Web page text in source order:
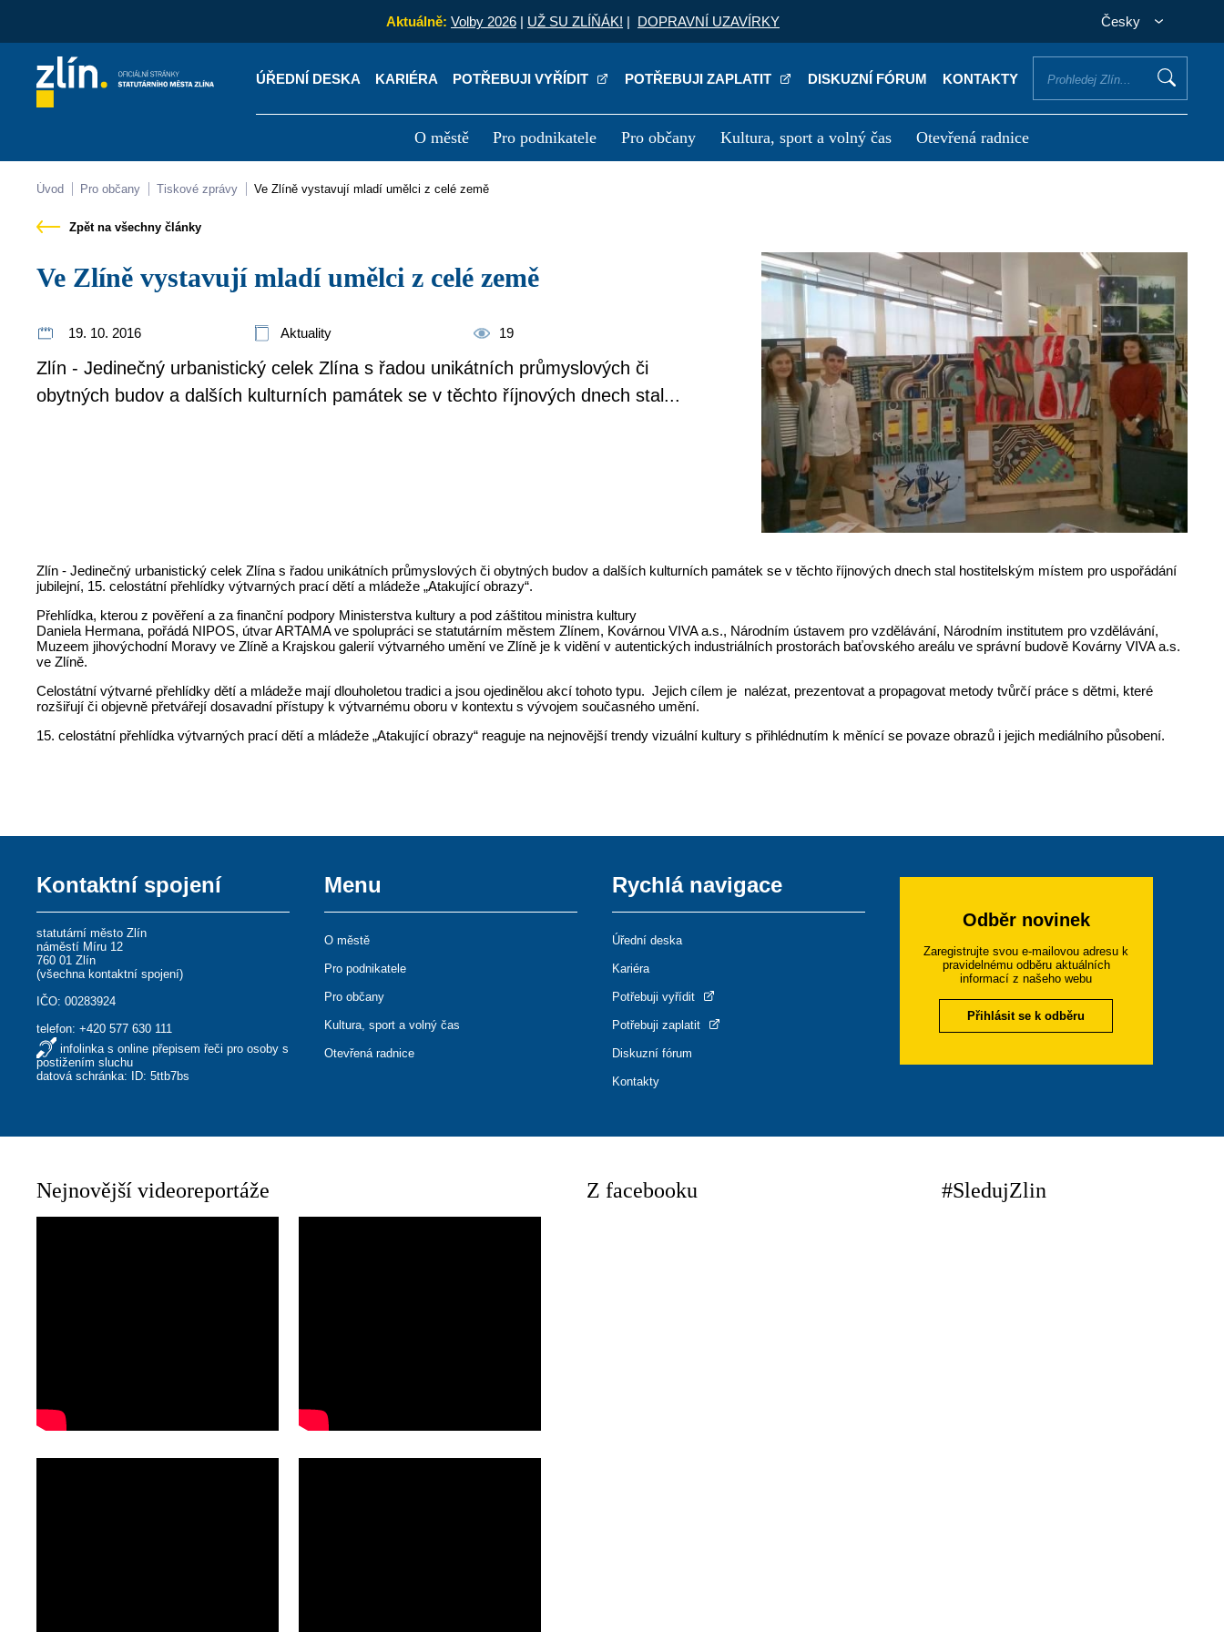
Aktuálně: Volby 2026 | UŽ SU ZLÍŇÁK! | DOPRAVNÍ UZAVÍRKY Česky
ÚŘEDNÍ DESKA KARIÉRA POTŘEBUJI VYŘÍDIT POTŘEBUJI ZAPLATIT DISKUZNÍ FÓRUM KONTAKTY
O městě Pro podnikatele Pro občany Kultura, sport a volný čas Otevřená radnice
Kontakty Úřední deska
Úvod Pro občany Tiskové zprávy Ve Zlíně vystavují mladí umělci z celé země
Zpět na všechny články
Ve Zlíně vystavují mladí umělci z celé země
19. 10. 2016 Aktuality 19
Zlín - Jedinečný urbanistický celek Zlína s řadou unikátních průmyslových či
obytných budov a dalších kulturních památek se v těchto říjnových dnech stal...
Zlín - Jedinečný urbanistický celek Zlína s řadou unikátních průmyslových či obytných budov a dalších kulturních památek se v těchto říjnových dnech stal hostitelským místem pro uspořádání
jubilejní, 15. celostátní přehlídky výtvarných prací dětí a mládeže „Atakující obrazy“.
Přehlídka, kterou z pověření a za finanční podpory Ministerstva kultury a pod záštitou ministra kultury
Daniela Hermana, pořádá NIPOS, útvar ARTAMA ve spolupráci se statutárním městem Zlínem, Kovárnou VIVA a.s., Národním ústavem pro vzdělávání, Národním institutem pro vzdělávání,
Muzeem jihovýchodní Moravy ve Zlíně a Krajskou galerií výtvarného umění ve Zlíně je k vidění v autentických industriálních prostorách baťovského areálu ve správní budově Kovárny VIVA a.s.
ve Zlíně.
Celostátní výtvarné přehlídky dětí a mládeže mají dlouholetou tradici a jsou ojedinělou akcí tohoto typu. Jejich cílem je nalézat, prezentovat a propagovat metody tvůrčí práce s dětmi, které
rozšiřují či objevně přetvářejí dosavadní přístupy k výtvarnému oboru v kontextu s vývojem současného umění.
15. celostátní přehlídka výtvarných prací dětí a mládeže „Atakující obrazy“ reaguje na nejnovější trendy vizuální kultury s přihlédnutím k měnící se povaze obrazů i jejich mediálního působení.
Kontaktní spojení
statutární město Zlín
náměstí Míru 12
760 01 Zlín
(všechna kontaktní spojení)
IČO: 00283924
telefon:+420 577 630 111
infolinka s online přepisem řeči pro osoby s
postižením sluchu
datová schránka: ID: 5ttb7bs
Menu
O městě
Pro podnikatele
Pro občany
Kultura, sport a volný čas
Otevřená radnice
Rychlá navigace
Úřední deska
Kariéra
Potřebuji vyřídit
Potřebuji zaplatit
Diskuzní fórum
Kontakty
Odběr novinek
Zaregistrujte svou e-mailovou adresu k
pravidelnému odběru aktuálních
informací z našeho webu
Přihlásit se k odběru
Nejnovější videoreportáže Z facebooku #SledujZlin